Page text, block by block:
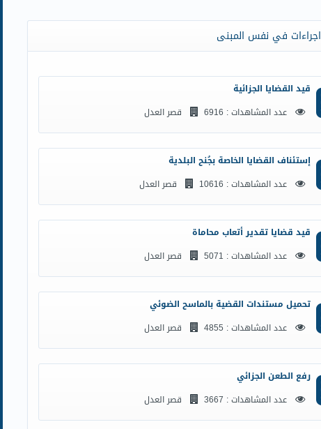
اجراءات في نفس المبنى
قيد القضايا الجزائية
عدد المشاهدات : 6916
قصر العدل
إستئناف القضايا الخاصة بجُنح البلدية
عدد المشاهدات : 10616
قصر العدل
قيد قضايا تقدير أتعاب محاماة
عدد المشاهدات : 5071
قصر العدل
تحميل مستندات القضية بالماسح الضوئي
عدد المشاهدات : 4855
قصر العدل
رفع الطعن الجزائي
عدد المشاهدات : 3667
قصر العدل